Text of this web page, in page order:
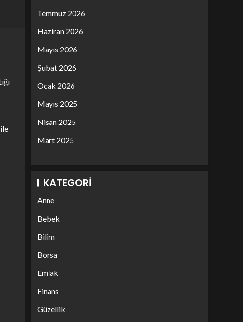
Temmuz 2026
Haziran 2026
Mayıs 2026
Şubat 2026
Ocak 2026
Mayıs 2025
Nisan 2025
Mart 2025
KATEGORI
Anne
Bebek
Bilim
Borsa
Emlak
Finans
Güzellik